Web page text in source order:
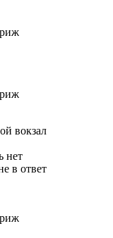
вокзал
нет
в ответ